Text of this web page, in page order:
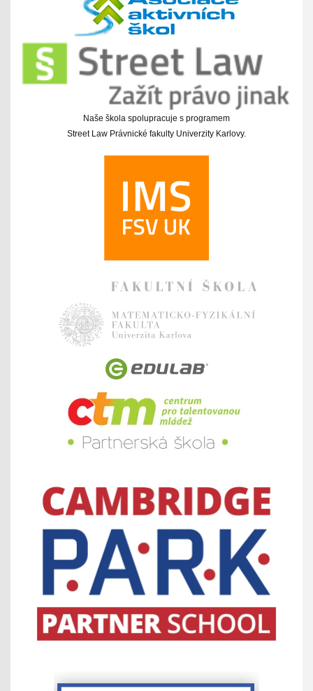
Naše škola spolupracuje s programem
Street Law Právnické fakulty Univerzity Karlovy.